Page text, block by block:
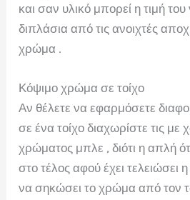
και σαν υλικό μπορεί η τιμή του
διπλάσια από τις ανοιχτές
χρώμα .
Κόψιμο χρώμα σε τοίχο
Αν θέλετε να εφαρμόσετε
σε ένα τοίχο διαχωρίστε τις με
χρώματος μπλε , διότι η απλή
στο τέλος αφού έχει τελειώσει
να σηκώσει το χρώμα από τον